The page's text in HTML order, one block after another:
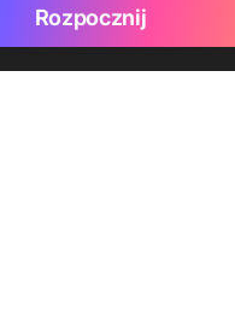
Rozpocznij